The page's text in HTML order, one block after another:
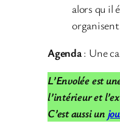
alors qu il
Agenda: Une
L’Envolée est
l’intérieur et
C’est aussi un